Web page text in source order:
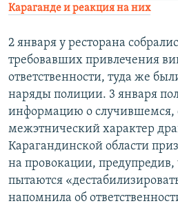
Караганде и реакция на них
2 января у ресторана
требовавших привлечения
ответственности, туда же
наряды полиции. 3 января
информацию о случившемся,
межэтнический характер
Карагандинской области
на провокации, предупредив,
пытаются
напомнила об